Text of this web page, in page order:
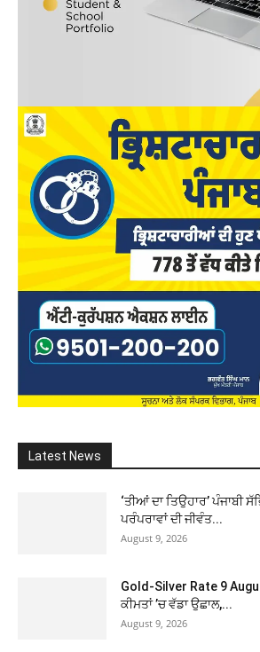
Latest News
‘ਤੀਆਂ ਦਾ ਤਿਉਹਾਰ’ ਪੰਜਾਬੀ
ਪਰੰਪਰਾਵਾਂ ਦੀ ਜੀਵੰਤ...
August 9, 2026
Gold-Silver Rate 9
ਕੀਮਤਾਂ ’ਚ ਵੱਡਾ ਉਛਾਲ,...
August 9, 2026